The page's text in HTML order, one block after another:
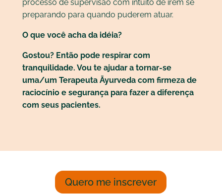
processo de supervisão com intuito de irem se
preparando para quando puderem atuar.
O que você acha da idéia?
Gostou? Então pode respirar com
tranquilidade. Vou te ajudar a tornar-se
uma/um Terapeuta Āyurveda com firmeza de
raciocínio e segurança para fazer a diferença
com seus pacientes.
Quero me inscrever